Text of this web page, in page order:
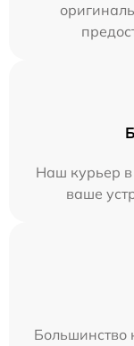
Наш курьер в
ваше
Большинство